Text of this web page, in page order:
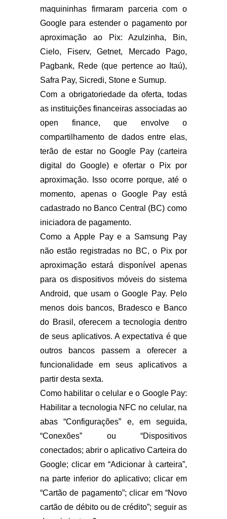
maquininhas firmaram parceria com o
Google para estender o pagamento por
aproximação ao Pix: Azulzinha, Bin,
Cielo, Fiserv, Getnet, Mercado Pago,
Pagbank, Rede (que pertence ao Itaú),
Safra Pay, Sicredi, Stone e Sumup.
Com a obrigatoriedade da oferta, todas
as instituições financeiras associadas ao
open finance, que envolve o
compartilhamento de dados entre elas,
terão de estar no Google Pay (carteira
digital do Google) e ofertar o Pix por
aproximação. Isso ocorre porque, até o
momento, apenas o Google Pay está
cadastrado no Banco Central (BC) como
iniciadora de pagamento.
Como a Apple Pay e a Samsung Pay
não estão registradas no BC, o Pix por
aproximação estará disponível apenas
para os dispositivos móveis do sistema
Android, que usam o Google Pay. Pelo
menos dois bancos, Bradesco e Banco
do Brasil, oferecem a tecnologia dentro
de seus aplicativos. A expectativa é que
outros bancos passem a oferecer a
funcionalidade em seus aplicativos a
partir desta sexta.
Como habilitar o celular e o Google Pay:
Habilitar a tecnologia NFC no celular, na
abas “Configurações” e, em seguida,
“Conexões” ou “Dispositivos
conectados; abrir o aplicativo Carteira do
Google; clicar em “Adicionar à carteira”,
na parte inferior do aplicativo; clicar em
“Cartão de pagamento”; clicar em “Novo
cartão de débito ou de crédito”; seguir as